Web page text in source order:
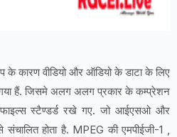
के कारण वीडियो और ऑडियो के डाटा के लिए
हैं. जिसमे अलग अलग प्रकार के कम्प्रेशन
स्टैण्डर्ड रखे गए. जो आईएसओ और
संचालित होता है. MPEG की एमपीईजी-1 ,